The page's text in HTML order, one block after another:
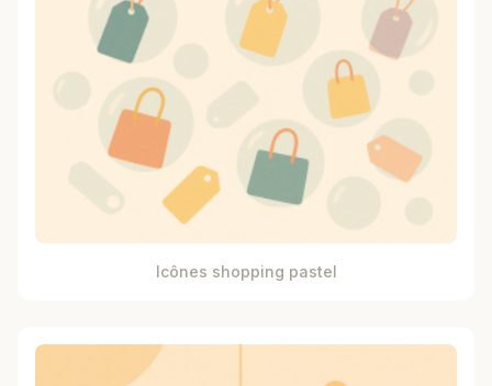
Icônes shopping pastel